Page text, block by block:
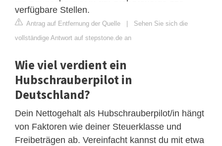
verfügbare Stellen.
Antrag auf Entfernung der Quelle
Sehen Sie sich die
vollständige Antwort auf stepstone.de an
Wie viel verdient ein
Hubschrauberpilot in
Deutschland?
Dein Nettogehalt als Hubschrauberpilot/in hängt
von Faktoren wie deiner Steuerklasse und
Freibeträgen ab. Vereinfacht kannst du mit etwa